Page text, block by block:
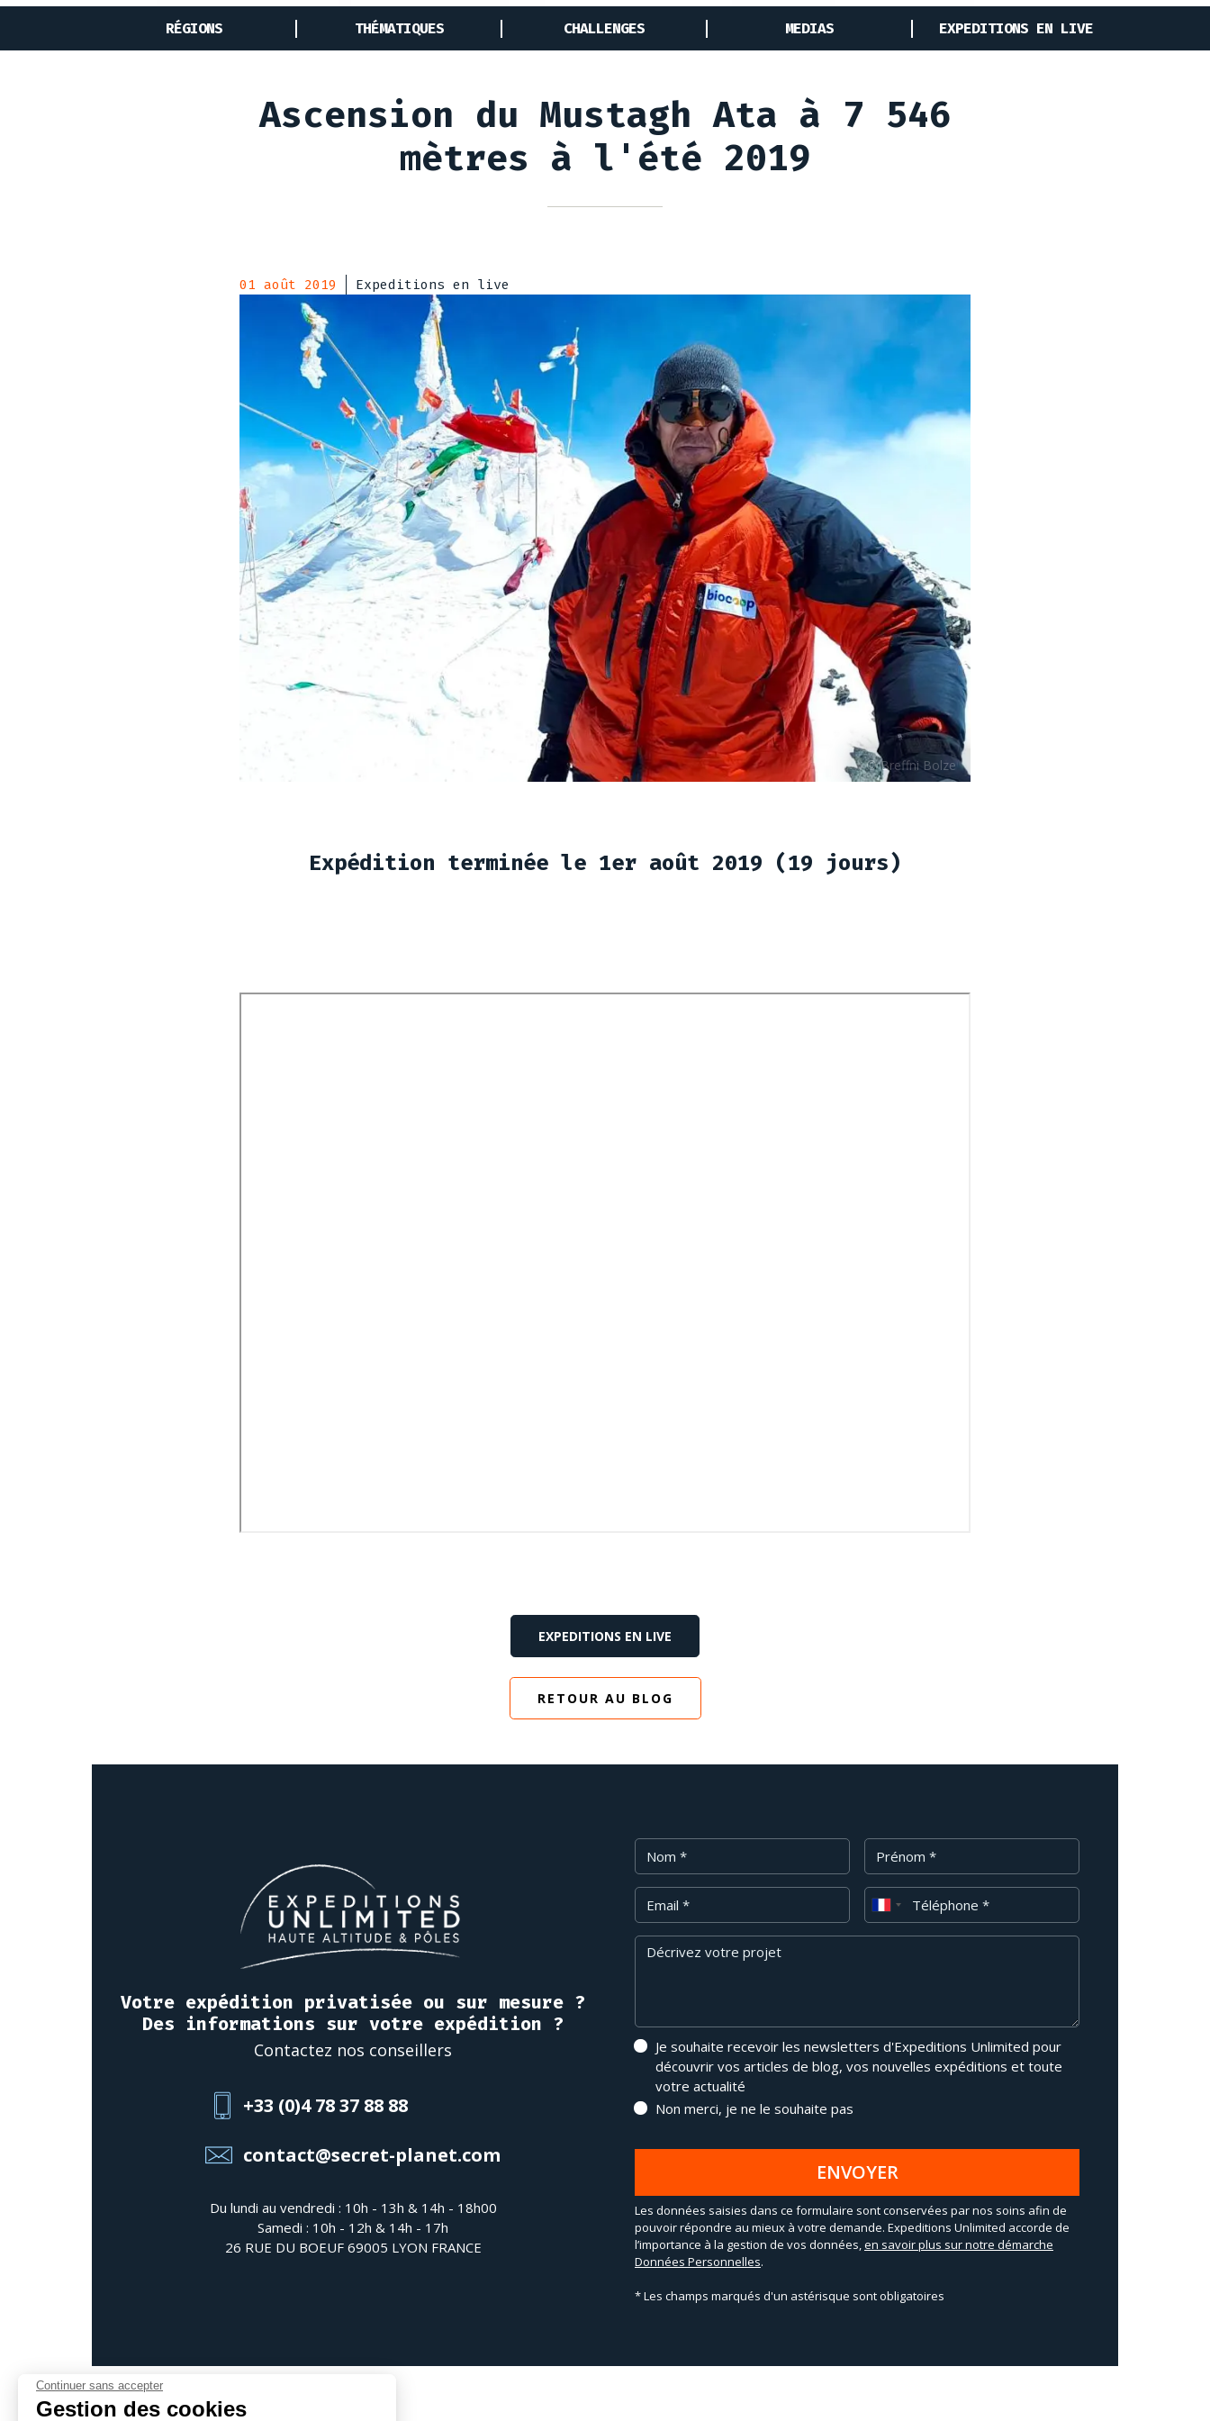
RÉGIONS THÉMATIQUES CHALLENGES MEDIAS EXPEDITIONS EN LIVE
Ascension du Mustagh Ata à 7 546
mètres à l'été 2019
01 août 2019 Expeditions en live
Expédition terminée le 1er août 2019 (19 jours)
EXPEDITIONS EN LIVE
RETOUR AU BLOG
Votre expédition privatisée ou sur mesure ?
Des informations sur votre expédition ?
Contactez nos conseillers
+33 (0)4 78 37 88 88
contact@secret-planet.com
Du lundi au vendredi : 10h - 13h & 14h - 18h00
Samedi : 10h - 12h & 14h - 17h
26 RUE DU BOEUF 69005 LYON FRANCE
Prénom
Téléphone
Message
Je souhaite recevoir les newsletters d'Expeditions Unlimited pour
découvrir vos articles de blog, vos nouvelles expéditions et toute
votre actualité
Non merci, je ne le souhaite pas
ENVOYER
Les données saisies dans ce formulaire sont conservées par nos soins afin de
pouvoir répondre au mieux à votre demande. Expeditions Unlimited accorde de
l’importance à la gestion de vos données,en savoir plus sur notre démarche
Données Personnelles.
* Les champs marqués d'un astérisque sont obligatoires
Continuer sans accepter
Gestion des cookies